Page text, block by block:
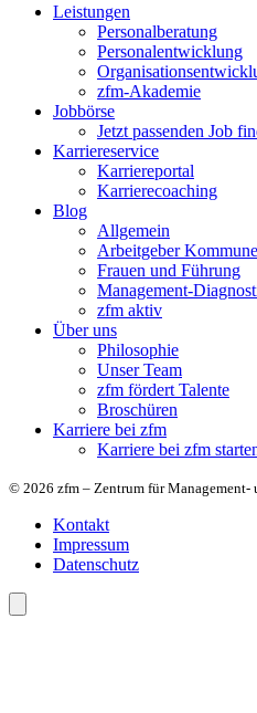
Leistungen
Personalberatung
Personalentwicklung
zfm-Akademie
Jobbörse
Jetzt passenden Job
Karriereservice
Karriereportal
Karrierecoaching
Blog
Allgemein
Arbeitgeber Kommune
Frauen und Führung
Management-
zfm aktiv
Über uns
Philosophie
Unser Team
zfm fördert Talente
Broschüren
Karriere bei zfm
Karriere bei zfm
© 2026 zfm – Zentrum für Management-
Kontakt
Impressum
Datenschutz